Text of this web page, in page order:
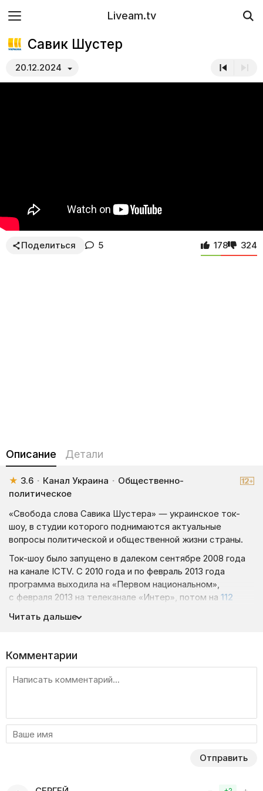
Liveam.tv
Савик Шустер
20.12.2024
Поделиться 5 178 324
Описание Детали
★ 3.6 · Канал Украина · Общественно-
политическое
«Свобода слова Савика Шустера» — украинское ток-
шоу, в студии которого поднимаются актуальные
вопросы политической и общественной жизни страны.
Ток-шоу было запущено в далеком сентябре 2008 года
на канале ICTV. С 2010 года и по февраль 2013 года
программа выходила на «Первом национальном»,
с февраля 2013 на телеканале «Интер», потом на 112
«Шустер LIVE» на собственном канале студии —
и аннулирование на разрешение на работу в Украине
вынудили Савика покинуть Украину в конце 2016 года.
Сам Савелий Михайлович Шустер начинал свою
«Свобода», откуда после ушел на «НТВ» и свою
российскую карьерную страницу закрыл на «РБК»
программой «Прямой эфир с Савиком Шустером».
В июле 2019 года телеканал «Украина» анонсировал
Читать дальше
Комментарии
Отправить